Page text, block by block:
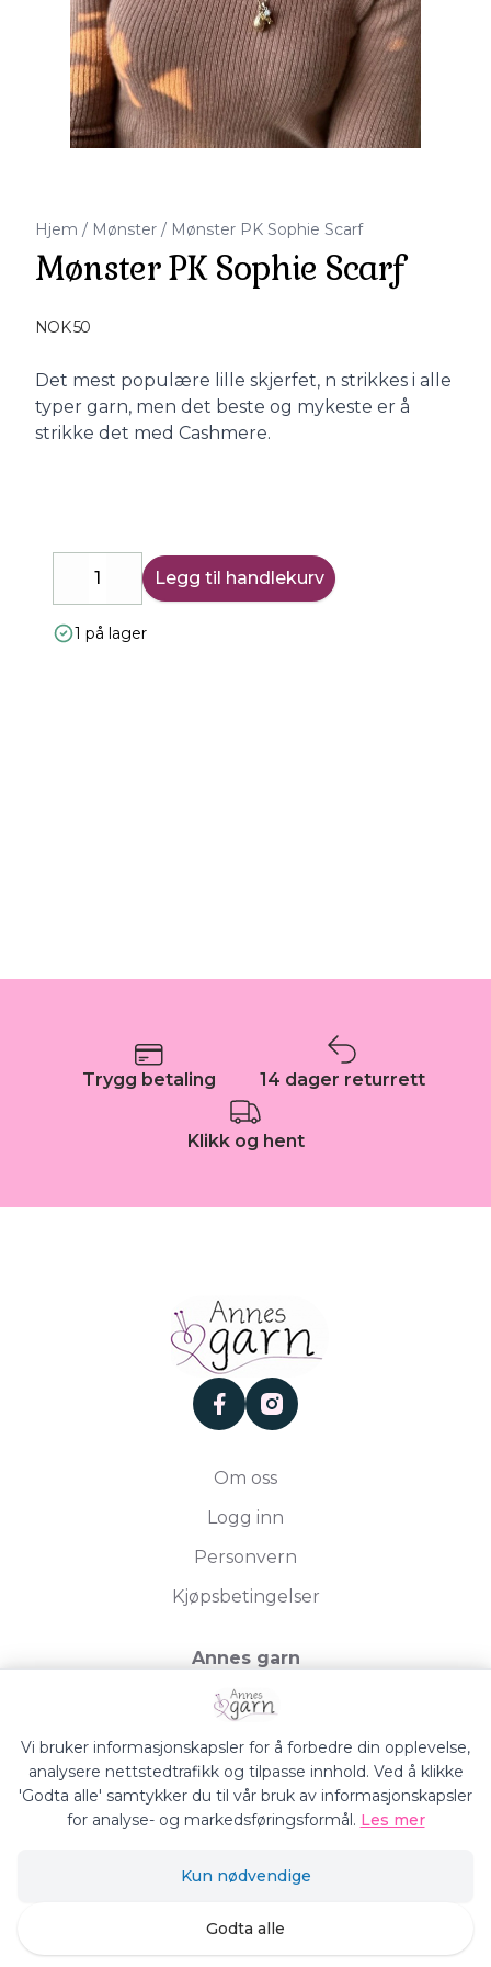
Hjem / Mønster / Mønster PK Sophie Scarf
Mønster PK Sophie Scarf
NOK 50
Description
Det mest populære lille skjerfet, n strikkes i alle
typer garn, men det beste og mykeste er å
strikke det med Cashmere.
DecreaseIncrease
Legg til handlekurv
1 på lager
Trygg betaling 14 dager returrett
Klikk og hent
facebookinstagram
Om oss
Logg inn
Personvern
Kjøpsbetingelser
Annes garn
Storgata 19, 2750 Gran
Org.nr. 994050613
Siden driftes avShoplabs
Vi bruker informasjonskapsler for å forbedre din opplevelse,
analysere nettstedtrafikk og tilpasse innhold. Ved å klikke
'Godta alle' samtykker du til vår bruk av informasjonskapsler
for analyse- og markedsføringsformål. Les mer
Kun nødvendige
Godta alle